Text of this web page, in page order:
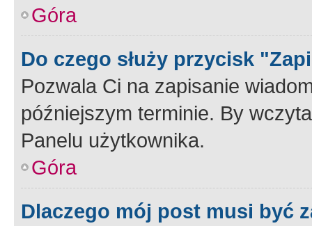
Góra
Do czego służy przycisk
Pozwala Ci na zapisanie
późniejszym terminie. By
Panelu użytkownika.
Góra
Dlaczego mój post musi być